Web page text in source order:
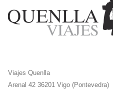
Viajes Quenlla
Arenal 42 36201 Vigo (Pontevedra)